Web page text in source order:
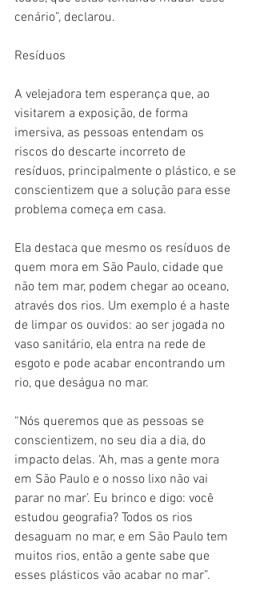
cenário”, declarou.
Resíduos
A velejadora tem esperança que, ao
visitarem a exposição, de forma
imersiva, as pessoas entendam os
riscos do descarte incorreto de
resíduos, principalmente o plástico, e se
conscientizem que a solução para esse
problema começa em casa.
Ela destaca que mesmo os resíduos de
quem mora em São Paulo, cidade que
não tem mar, podem chegar ao oceano,
através dos rios. Um exemplo é a haste
de limpar os ouvidos: ao ser jogada no
vaso sanitário, ela entra na rede de
esgoto e pode acabar encontrando um
rio, que deságua no mar.
“Nós queremos que as pessoas se
conscientizem, no seu dia a dia, do
impacto delas. ‘Ah, mas a gente mora
em São Paulo e o nosso lixo não vai
parar no mar’. Eu brinco e digo: você
estudou geografia? Todos os rios
desaguam no mar, e em São Paulo tem
muitos rios, então a gente sabe que
esses plásticos vão acabar no mar”.